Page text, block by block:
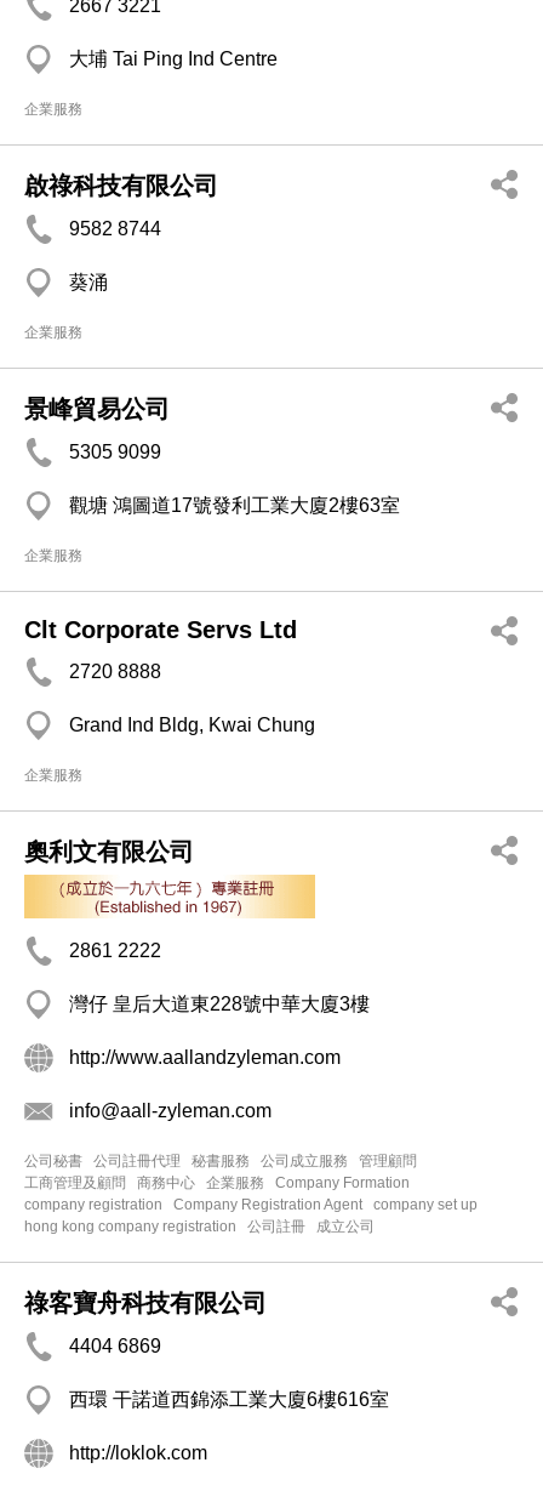
2667 3221
大埔 Tai Ping Ind Centre
企業服務
啟祿科技有限公司
9582 8744
葵涌
企業服務
景峰貿易公司
5305 9099
觀塘 鴻圖道17號發利工業大廈2樓63室
企業服務
Clt Corporate Servs Ltd
2720 8888
Grand Ind Bldg, Kwai Chung
企業服務
奧利文有限公司
2861 2222
灣仔 皇后大道東228號中華大廈3樓
http://www.aallandzyleman.com
info@aall-zyleman.com
公司秘書 公司註冊代理 秘書服務 公司成立服務
管理顧問
工商管理及顧問
商務中心 企業服務
Company Formation
company registration
Company Registration Agent
company set up
hong kong company registration
公司註冊 成立公司
祿客寶舟科技有限公司
4404 6869
西環 干諾道西錦添工業大廈6樓616室
http://loklok.com